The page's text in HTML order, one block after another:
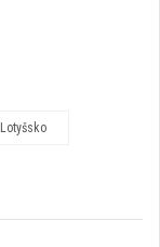
Lotyšsko